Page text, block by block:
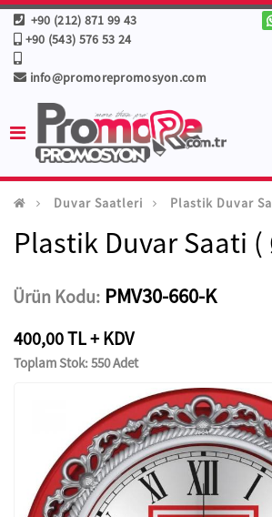
+90 (212) 871 99 43
+90 (543) 576 53 24
info@promorepromosyon.com
Duvar Saatleri Plastik Duvar
Plastik Duvar Saati (
Ürün Kodu: PMV30-660-K
400,00 TL + KDV
Toplam Stok: 550 Adet